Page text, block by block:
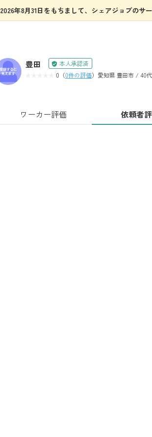
2026年8月31日をもちまして、シェアジョブのサ
豊田
本人承認済
0（0件の評価） 愛知県 豊田市 / 40
ワーカー評価 依頼者